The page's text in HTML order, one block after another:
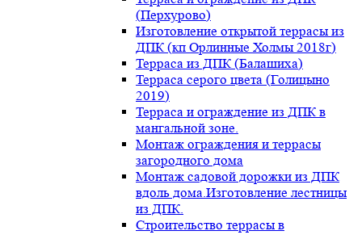
(Перхурово)
Изготовление открытой террасы из
ДПК (кп Орлинные Холмы 2018г)
Терраса из ДПК (Балашиха)
Терраса серого цвета (Голицыно
2019)
Терраса и ограждение из ДПК в
мангальной зоне.
Монтаж ограждения и террасы
загородного дома
Монтаж садовой дорожки из ДПК
вдоль дома.Изготовление лестницы
из ДПК.
Строительство террасы в